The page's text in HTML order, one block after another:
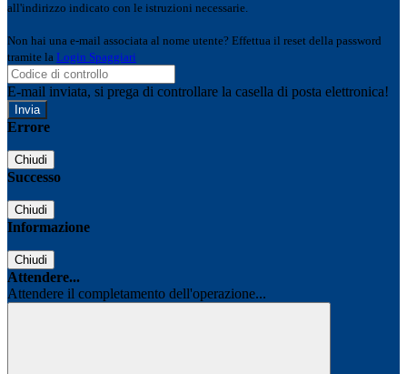
all'indirizzo indicato con le istruzioni necessarie.
Non hai una e-mail associata al nome utente? Effettua il reset della password
tramite la Login Spaggiari
E-mail inviata, si prega di controllare la casella di posta elettronica!
Errore
Chiudi
Successo
Chiudi
Informazione
Chiudi
Attendere...
Attendere il completamento dell'operazione...